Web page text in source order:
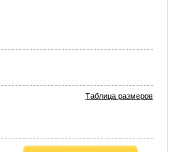
Таблица размеров